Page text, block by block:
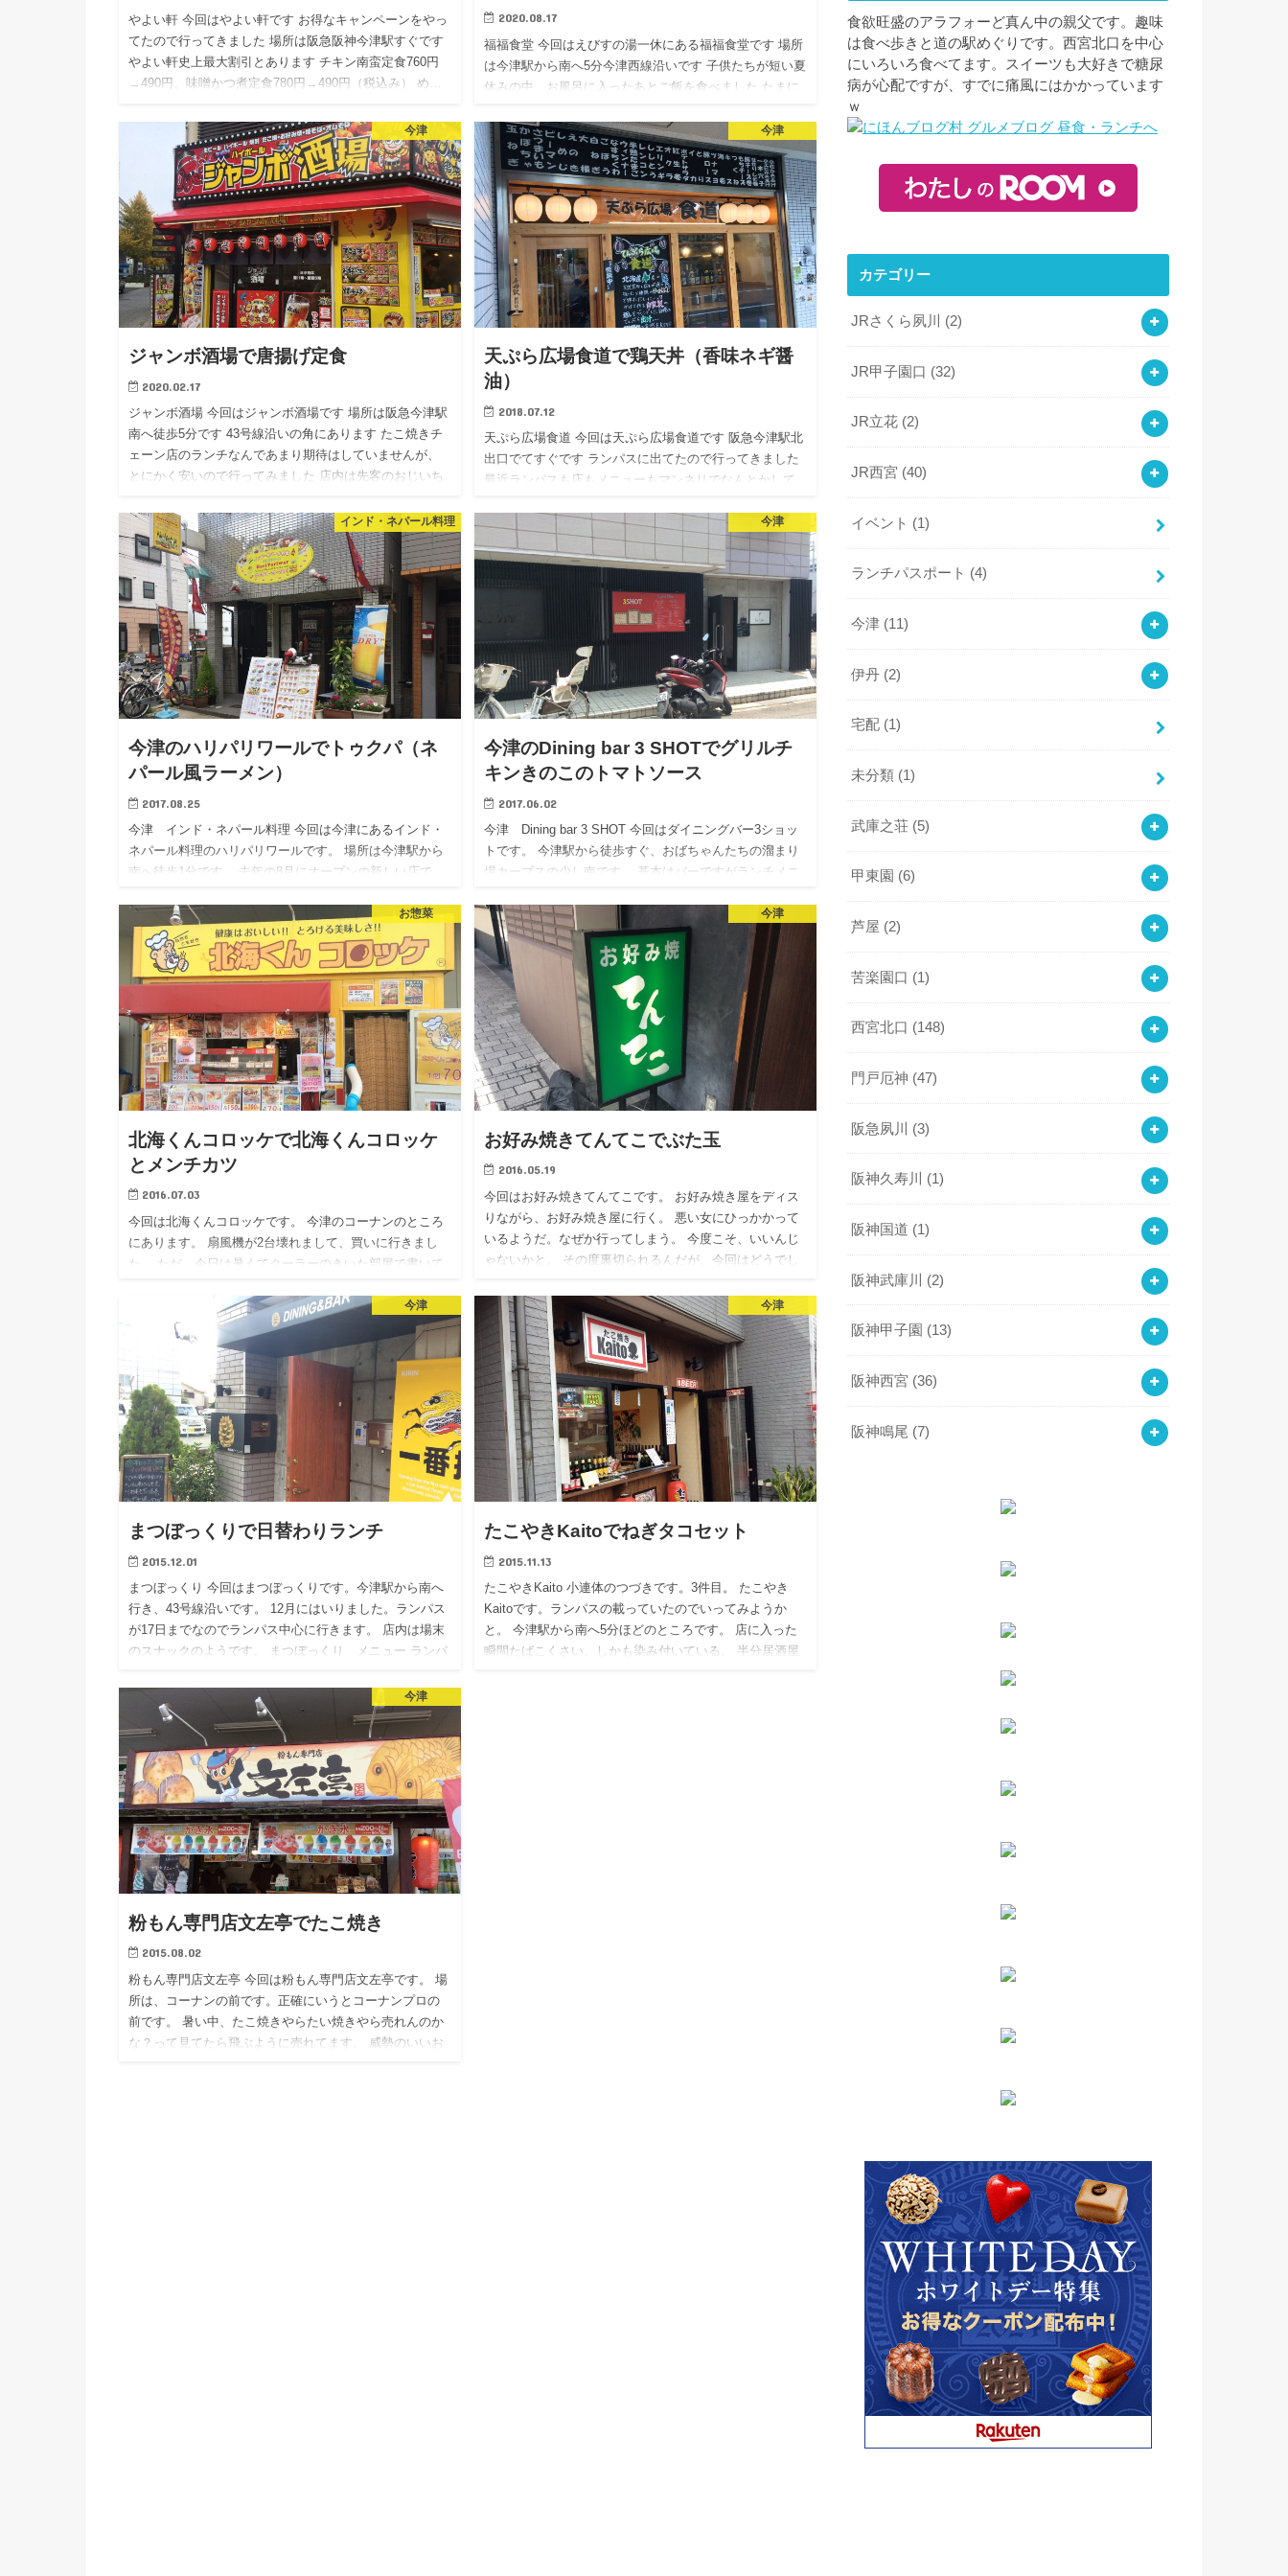
やよい軒 今回はやよい軒です お得なキャンペーンをやっ
てたので行ってきました 場所は阪急阪神今津駅すぐです
やよい軒史上最大割引とあります チキン南蛮定食760円
→490円、味噌かつ煮定食780円→490円（税込み） め…
2020.08.17
福福食堂 今回はえびすの湯一休にある福福食堂です 場所
は今津駅から南へ5分今津西線沿いです 子供たちが短い夏
休みの中、お風呂に入ったあとご飯を食べました たまに
りました …
今津
ジャンボ酒場で唐揚げ定食
2020.02.17
ジャンボ酒場 今回はジャンボ酒場です 場所は阪急今津駅
南へ徒歩5分です 43号線沿いの角にあります たこ焼きチ
ェーン店のランチなんであまり期待はしていませんが、
とにかく安いので行ってみました 店内は先客のおじいち
今津
天ぷら広場食道で鶏天丼（香味ネギ醤
油）
2018.07.12
天ぷら広場食道 今回は天ぷら広場食道です 阪急今津駅北
出口でてすぐです ランパスに出てたので行ってきました
最近ランパスも店もメニューもマンネリでなんとかして
インド・ネパール料理
今津のハリパリワールでトゥクパ（ネ
パール風ラーメン）
2017.08.25
今津 インド・ネパール料理 今回は今津にあるインド・
ネパール料理のハリパリワールです。 場所は今津駅から
南へ徒歩1分です。 去年の8月にオープンの新しい店で
ります。 た…
今津
今津のDining bar 3 SHOTでグリルチ
キンきのこのトマトソース
2017.06.02
今津 Dining bar 3 SHOT 今回はダイニングバー3ショッ
トです。 今津駅から徒歩すぐ、おばちゃんたちの溜まり
場カーブスの少し南です。 基本はバーですがランチメニ
お惣菜
北海くんコロッケで北海くんコロッケ
とメンチカツ
2016.07.03
今回は北海くんコロッケです。 今津のコーナンのところ
にあります。 扇風機が2台壊れまして、買いに行きまし
た。 ただ、今日は暑くてクーラーのきいた部屋で書いて
今津
お好み焼きてんてこでぶた玉
2016.05.19
今回はお好み焼きてんてこです。 お好み焼き屋をディス
りながら、お好み焼き屋に行く。 悪い女にひっかかって
いるようだ。なぜか行ってしまう。 今度こそ、いいんじ
ゃないかと。 その度裏切られるんだが、今回はどうでし
今津
まつぼっくりで日替わりランチ
2015.12.01
まつぼっくり 今回はまつぼっくりです。今津駅から南へ
行き、43号線沿いです。 12月にはいりました。ランパス
が17日までなのでランパス中心に行きます。 店内は場末
のスナックのようです。 まつぼっくり メニュー ランパ
今津
たこやきKaitoでねぎタコセット
2015.11.13
たこやきKaito 小連体のつづきです。3件目。 たこやき
Kaitoです。ランパスの載っていたのでいってみようか
と。 今津駅から南へ5分ほどのところです。 店に入った
瞬間たばこくさい。しかも染み付いている。 半分居酒屋
今津
粉もん専門店文左亭でたこ焼き
2015.08.02
粉もん専門店文左亭 今回は粉もん専門店文左亭です。 場
所は、コーナンの前です。正確にいうとコーナンプロの
前です。 暑い中、たこ焼きやらたい焼きやら売れんのか
な？って見てたら飛ぶように売れてます。 威勢のいいお
食欲旺盛のアラフォーど真ん中の親父です。趣味
は食べ歩きと道の駅めぐりです。西宮北口を中心
にいろいろ食べてます。スイーツも大好きで糖尿
病が心配ですが、すでに痛風にはかかっています
ｗ
カテゴリー
JRさくら夙川 (2)
JR甲子園口 (32)
JR立花 (2)
JR西宮 (40)
イベント (1)
ランチパスポート (4)
今津 (11)
伊丹 (2)
宅配 (1)
未分類 (1)
武庫之荘 (5)
甲東園 (6)
芦屋 (2)
苦楽園口 (1)
西宮北口 (148)
門戸厄神 (47)
阪急夙川 (3)
阪神久寿川 (1)
阪神国道 (1)
阪神武庫川 (2)
阪神甲子園 (13)
阪神西宮 (36)
阪神鳴尾 (7)